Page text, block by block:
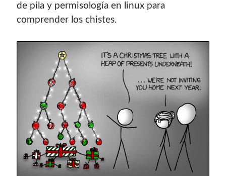
de pila y permisología en linux para
comprender los chistes.